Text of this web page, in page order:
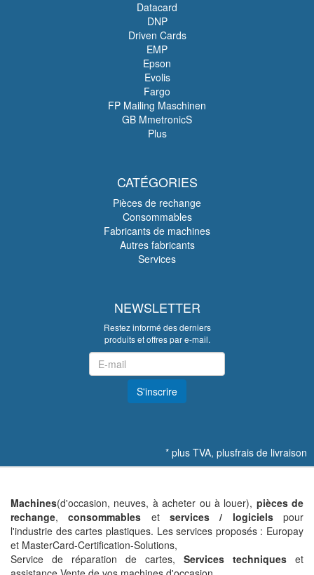
Datacard
DNP
Driven Cards
EMP
Epson
Evolis
Fargo
FP Mailing Maschinen
GB MmetronicS
Plus
CATÉGORIES
Pièces de rechange
Consommables
Fabricants de machines
Autres fabricants
Services
NEWSLETTER
Restez informé des derniers
produits et offres par e-mail.
S'inscrire
* plus TVA, plusfrais de livraison
Machines(d'occasion, neuves, à acheter ou à louer), pièces de
rechange,consommables etservices / logicielspour
l'industrie des cartes plastiques. Les services proposés : Europay
et MasterCard-Certification-Solutions,
Service de réparation de cartes, Services techniques et